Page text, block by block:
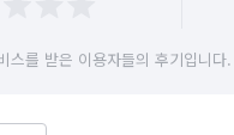
스를 받은 이용자들의 후기입니다.